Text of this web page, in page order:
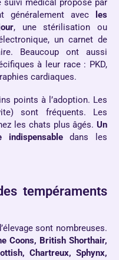
généralement avec
les
, une stérilisation ou
un carnet de
Beaucoup ont aussi
à leur race : PKD,
cardiaques.
points à l’adoption. Les
sont fréquents. Les
les chats plus âgés. Un
dans les
tempéraments
sont nombreuses.
Coons, British Shorthair,
Chartreux, Sphynx,